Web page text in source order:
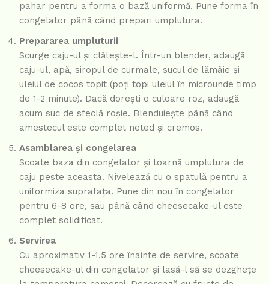
pahar pentru a forma o bază uniformă. Pune forma în
congelator până când prepari umplutura.
Prepararea umpluturii
Scurge caju-ul și clătește-l. Într-un blender, adaugă
caju-ul, apă, siropul de curmale, sucul de lămâie și
uleiul de cocos topit (poți topi uleiul în microunde timp
de 1-2 minute). Dacă dorești o culoare roz, adaugă
acum suc de sfeclă roșie. Blenduiește până când
amestecul este complet neted și cremos.
Asamblarea și congelarea
Scoate baza din congelator și toarnă umplutura de
caju peste aceasta. Nivelează cu o spatulă pentru a
uniformiza suprafața. Pune din nou în congelator
pentru 6-8 ore, sau până când cheesecake-ul este
complet solidificat.
Servirea
Cu aproximativ 1-1,5 ore înainte de servire, scoate
cheesecake-ul din congelator și lasă-l să se dezghețe